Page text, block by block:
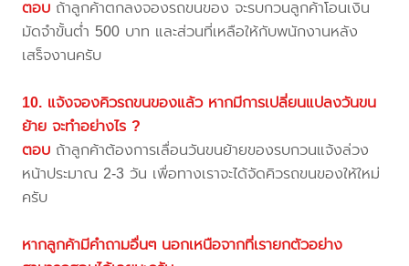
ตอบ ถ้าลูกค้าตกลงจองรถขนของ จะรบกวนลูกค้าโอนเงิน
มัดจำขั้นต่ำ 500 บาท และส่วนที่เหลือให้กับพนักงานหลัง
เสร็จงานครับ
10. แจ้งจองคิวรถขนของแล้ว หากมีการเปลี่ยนแปลงวันขน
ย้าย จะทำอย่างไร ?
ตอบ ถ้าลูกค้าต้องการเลื่อนวันขนย้ายของรบกวนแจ้งล่วง
หน้าประมาณ 2-3 วัน เพื่อทางเราจะได้จัดคิวรถขนของให้ใหม่
ครับ
หากลูกค้ามีคำถามอื่นๆ นอกเหนือจากที่เรายกตัวอย่าง